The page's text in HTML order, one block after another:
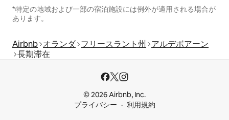
*特定の地域および一部の宿泊施設には例外が適用される場合が
あります。
Airbnb オランダ フリースラント州
アルデボアーン
長期滞在
© 2026 Airbnb, Inc.
プライバシー
利用規約